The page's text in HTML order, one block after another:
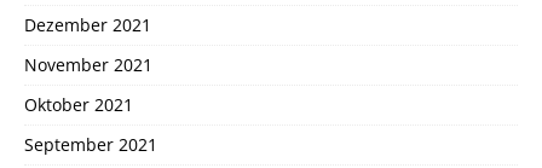
Dezember 2021
November 2021
Oktober 2021
September 2021